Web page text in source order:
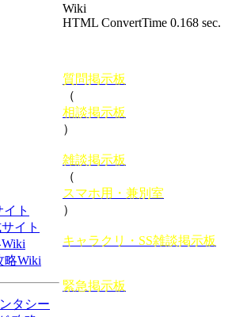
イト
イト
Wiki
略Wiki
タシー
Wiki
HTML ConvertTime 0.168 sec.
質問掲示板
（
相談掲示板
）
雑談掲示板
（
スマホ用・兼別室
）
キャラクリ・SS雑談掲示板
緊急掲示板